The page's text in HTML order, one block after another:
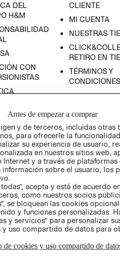
DEL
H&M
CON
CLIENTE
MI CUENTA
NUESTRAS
RETIRO EN
TÉRMINOS Y
CONDICIONES
AVISO DE
PRIVACIDAD
GIFT CARD
AVISO DE
Antes de empezar a comprar
y de terceros, incluidas otras
para ofrecerle la
su experiencia de usuario,
en nuestros sitios web,
y a través de plataformas
sobre el usuario, los
acepta y está de acuerdo
como nuestros socios
se bloquean las cookies
y funciones personalizadas.
y servicios” para personalizar
uso compartido de datos para
de cookies y uso compartido de